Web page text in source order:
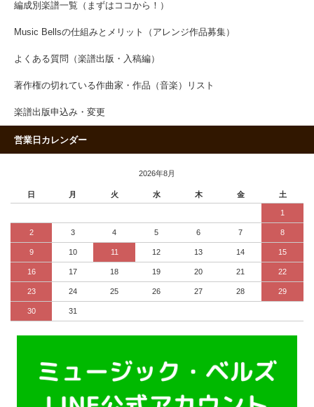
編成別楽譜一覧（まずはココから！）
Music Bellsの仕組みとメリット（アレンジ作品募集）
よくある質問（楽譜出版・入稿編）
著作権の切れている作曲家・作品（音楽）リスト
楽譜出版申込み・変更
営業日カレンダー
2026年8月
日 月 火 水 木 金 土
1
2 3 4 5 6 7 8
9 10 11 12 13 14 15
16 17 18 19 20 21 22
23 24 25 26 27 28 29
30 31